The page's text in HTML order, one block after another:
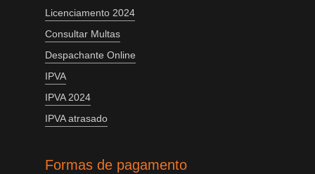
Licenciamento 2024
Consultar Multas
Despachante Online
IPVA
IPVA 2024
IPVA atrasado
Formas de pagamento